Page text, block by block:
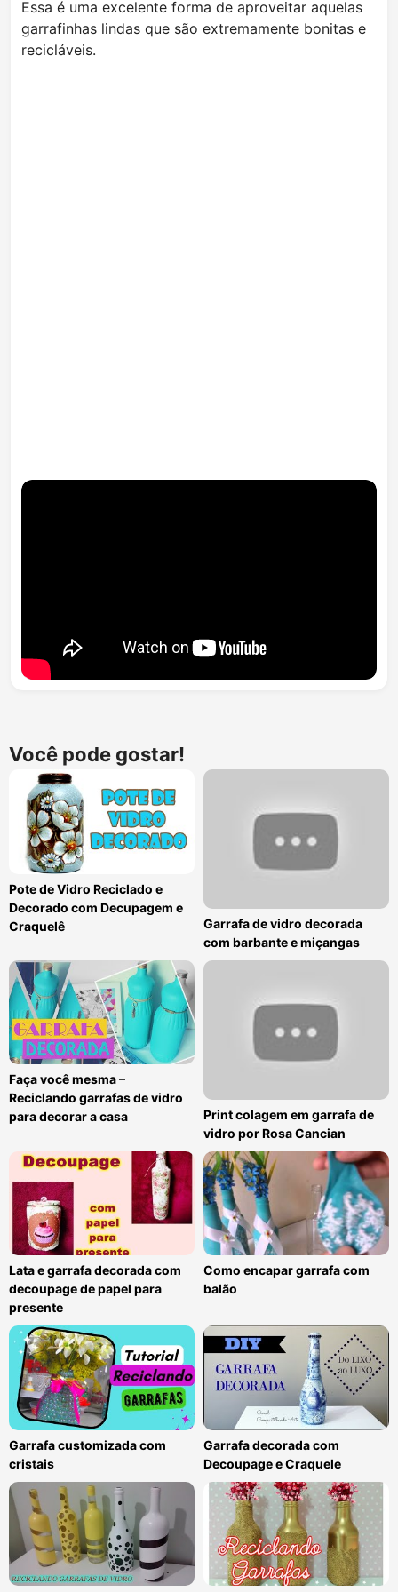
Essa é uma excelente forma de aproveitar aquelas
garrafinhas lindas que são extremamente bonitas e
recicláveis.
Você pode gostar!
Pote de Vidro Reciclado e
Decorado com Decupagem e
Craquelê
Garrafa de vidro decorada
com barbante e miçangas
Faça você mesma –
Reciclando garrafas de vidro
para decorar a casa
Print colagem em garrafa de
vidro por Rosa Cancian
Lata e garrafa decorada com
decoupage de papel para
presente
Como encapar garrafa com
balão
Garrafa customizada com
cristais
Garrafa decorada com
Decoupage e Craquele